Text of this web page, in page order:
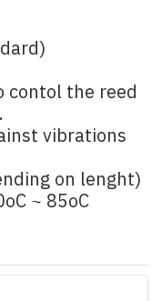
contol the reed
vibrations
on lenght)
~ 85oC